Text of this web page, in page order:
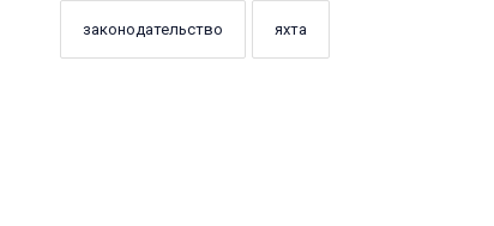
законодательство яхта